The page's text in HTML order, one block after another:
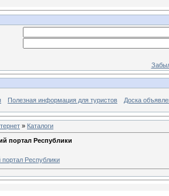
Полезная информация для туристов Доска
» Каталоги
портал Республики
Республики